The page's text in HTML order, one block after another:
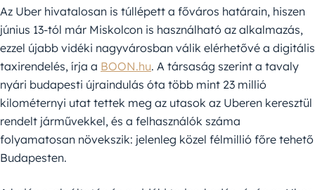
Az Uber hivatalosan is túllépett a főváros határain, hiszen
június 13-tól már Miskolcon is használható az alkalmazás,
ezzel újabb vidéki nagyvárosban válik elérhetővé a digitális
taxirendelés, írja a BOON.hu. A társaság szerint a tavaly
nyári budapesti újraindulás óta több mint 23 millió
kilométernyi utat tettek meg az utasok az Uberen keresztül
rendelt járművekkel, és a felhasználók száma
folyamatosan növekszik: jelenleg közel félmillió főre tehető
Budapesten.